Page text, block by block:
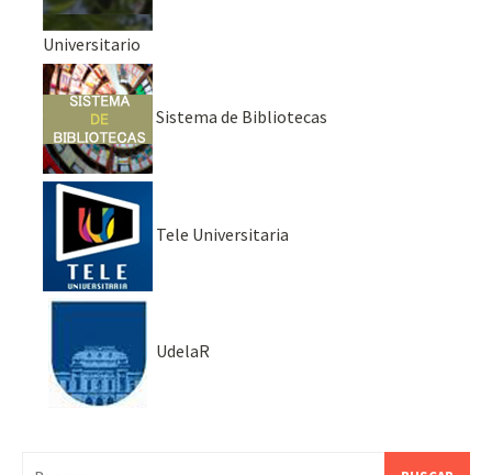
Universitario
Sistema de Bibliotecas
Tele Universitaria
UdelaR